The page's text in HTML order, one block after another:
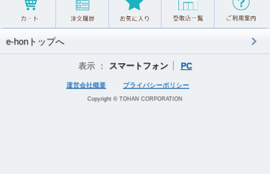
e-honトップへ
表示 ： スマートフォン PC
運営会社概要 プライバシーポリシー
Copyright © TOHAN CORPORATION